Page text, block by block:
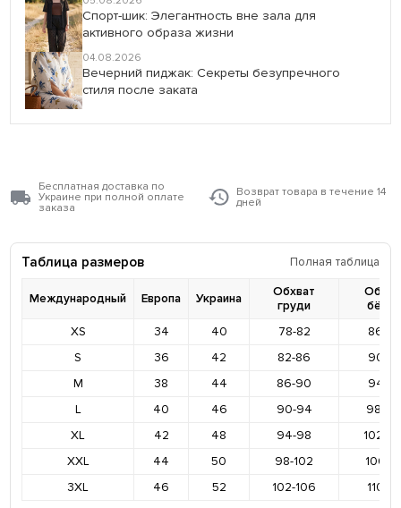
Спорт-шик: Элегантность вне зала для
активного образа жизни
04.08.2026
Вечерний пиджак: Секреты безупречного
стиля после заката
Бесплатная доставка по
Украине при полной оплате
заказа
Возврат товара в течение 14
дней
Таблица размеров Полная таблица
Международный Европа Украина
Обхват
груди
XS
34 40 78-82
86-
S
36 42 82-86
90-
M
38 44 86-90
94-
L
40 46 90-94
98-
XL
42 48 94-98
102-
XXL
44 50 98-102
106-
3XL
46 52 102-106
110-